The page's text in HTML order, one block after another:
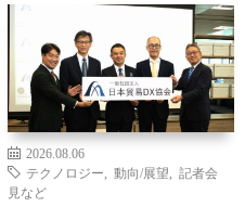
2026.08.06
テクノロジー
動向/展望
記者会
見など